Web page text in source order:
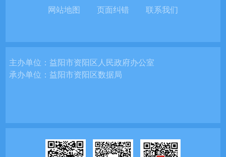
网站地图 页面纠错 联系我们
主办单位：益阳市资阳区人民政府办公室
承办单位：益阳市资阳区数据局